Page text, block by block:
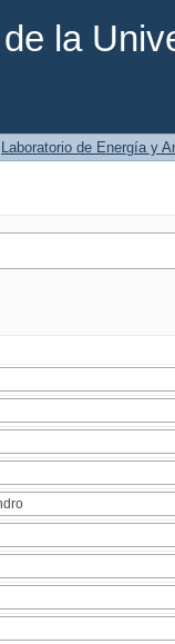
la
Laboratorio de Energía y